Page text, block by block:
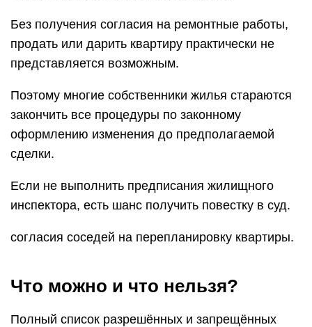
Без получения согласия на ремонтные работы,
продать или дарить квартиру практически не
представляется возможным.
Поэтому многие собственники жилья стараются
закончить все процедуры по законному
оформлению изменения до предполагаемой
сделки.
Если не выполнить предписания жилищного
инспектора, есть шанс получить повестку в суд.
согласия соседей на перепланировку квартиры.
Что можно и что нельзя?
Полный список разрешённых и запрещённых